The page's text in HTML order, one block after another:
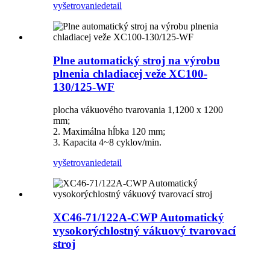
vyšetrovaniedetail
Plne automatický stroj na výrobu
plnenia chladiacej veže XC100-
130/125-WF
plocha vákuového tvarovania 1,1200 x 1200
mm;
2. Maximálna hĺbka 120 mm;
3. Kapacita 4~8 cyklov/min.
vyšetrovaniedetail
XC46-71/122A-CWP Automatický
vysokorýchlostný vákuový tvarovací
stroj